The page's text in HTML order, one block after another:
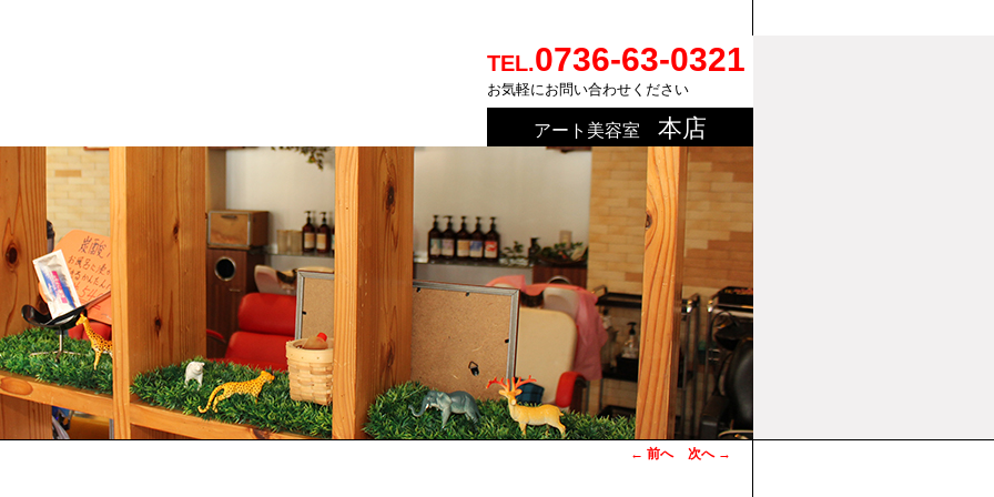
TEL.0736-63-0321
お気軽にお問い合わせください
アート美容室 本店
投稿ナビゲーシ
← 前へ 次へ →